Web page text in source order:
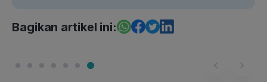
Bagikan artikel ini: